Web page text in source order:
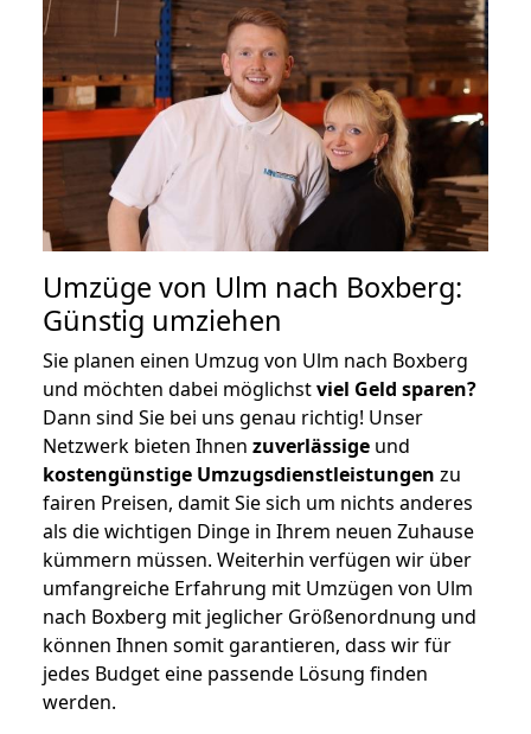
Umzüge von Ulm nach Boxberg:
Günstig umziehen
Sie planen einen Umzug von Ulm nach Boxberg
und möchten dabei möglichstviel Geld sparen?
Dann sind Sie bei uns genau richtig! Unser
Netzwerk bieten Ihnen zuverlässige und
kostengünstige Umzugsdienstleistungen zu
fairen Preisen, damit Sie sich um nichts anderes
als die wichtigen Dinge in Ihrem neuen Zuhause
kümmern müssen. Weiterhin verfügen wir über
umfangreiche Erfahrung mit Umzügen von Ulm
nach Boxberg mit jeglicher Größenordnung und
können Ihnen somit garantieren, dass wir für
jedes Budget eine passende Lösung finden
werden.